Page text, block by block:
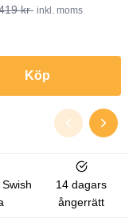
kr inkl. moms
Köp
14 dagars
ångerrätt